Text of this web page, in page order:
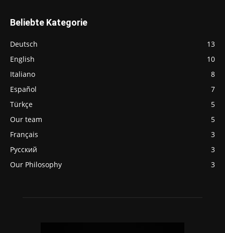
Beliebte Kategorie
Deutsch
13
English
10
Italiano
8
Español
7
Türkçe
5
Our team
5
Français
3
Русский
3
Our Philosophy
3